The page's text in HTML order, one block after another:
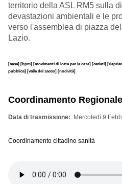
territorio della ASL RM5 sulla
devastazioni ambientali e le
verso l'assemblea di piazza
Lazio.
[casa] [bpm] [movimenti di lotta per la casa] [cariati]
pubblica] [valle del sacco] [nocività]
Coordinamento
Data di trasmissione Mercoledì 9
Coordinamento cittadino sanità